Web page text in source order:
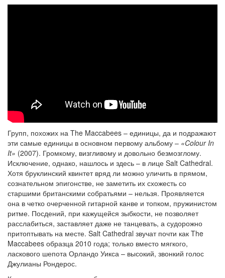
Групп, похожих на The Maccabees – единицы, да и подражают
эти самые единицы в основном первому альбому – «Colour In
It» (2007). Громкому, визгливому и довольно безмозглому.
Исключение, однако, нашлось и здесь – в лице Salt Cathedral.
Хотя бруклинский квинтет вряд ли можно уличить в прямом,
сознательном эпигонстве, не заметить их схожесть со
старшими британскими собратьями – нельзя. Проявляется
она в четко очерченной гитарной канве и топком, пружинистом
ритме. Посдений, при кажущейся зыбкости, не позволяет
расслабиться, заставляет даже не танцевать, а судорожно
притоптывать на месте. Salt Cathedral звучат почти как The
Maccabees образца 2010 года; только вместо мягкого,
ласкового шепота Орландо Уикса – высокий, звонкий голос
Джулианы Рондерос.